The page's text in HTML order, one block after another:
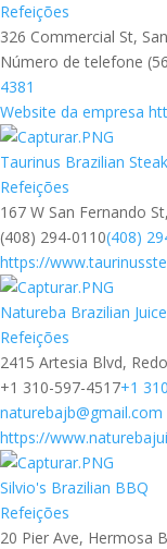
Refeições
326 Commercial St,
Número de telefone
4381
Website da empresa
Taurinus Brazilian
Refeições
167 W San Fernando
(408) 294-0110(408)
https://
Natureba Brazilian
Refeições
2415 Artesia Blvd,
+1 310-597-4517+1
naturebajb@gmail.com
https://
Silvio's Brazilian BBQ
Refeições
20 Pier Ave, Hermosa